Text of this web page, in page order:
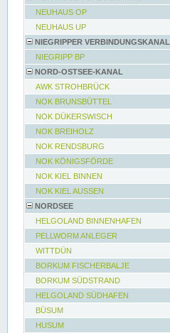
NEUHAUS OP
NEUHAUS UP
NIEGRIPPER VERBINDUNGSKANAL
NIEGRIPP BP
NORD-OSTSEE-KANAL
AWK STROHBRÜCK
NOK BRUNSBÜTTEL
NOK DÜKERSWISCH
NOK BREIHOLZ
NOK RENDSBURG
NOK KÖNIGSFÖRDE
NOK KIEL BINNEN
NOK KIEL AUSSEN
NORDSEE
HELGOLAND BINNENHAFEN
PELLWORM ANLEGER
WITTDÜN
BORKUM FISCHERBALJE
BORKUM SÜDSTRAND
HELGOLAND SÜDHAFEN
BÜSUM
HUSUM